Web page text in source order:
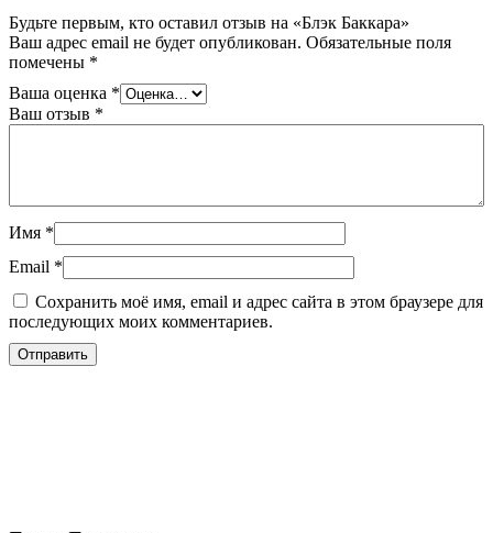
Будьте первым, кто оставил отзыв на «Блэк Баккара»
Ваш адрес email не будет опубликован. Обязательные поля
помечены *
Ваша оценка *
Ваш отзыв *
Имя *
Email *
Сохранить моё имя, email и адрес сайта в этом браузере для
последующих моих комментариев.